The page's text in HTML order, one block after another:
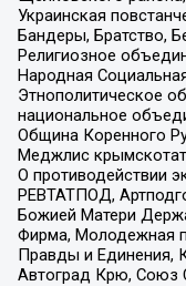
Украинская
Бандеры, Братство,
Религиозное
Народная
Этнополитическое
национальное
Община Коренного
Меджлис
О противодействии
РЕВТАТПОД,
Божией Матери
Фирма, Молодежная
Правды и Единения,
Автоград Крю, Союз